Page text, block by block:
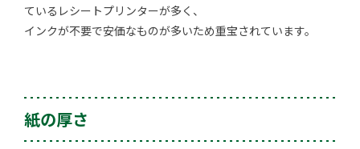
ているレシートプリンターが多く、
インクが不要で安価なものが多いため重宝されています。
紙の厚さ